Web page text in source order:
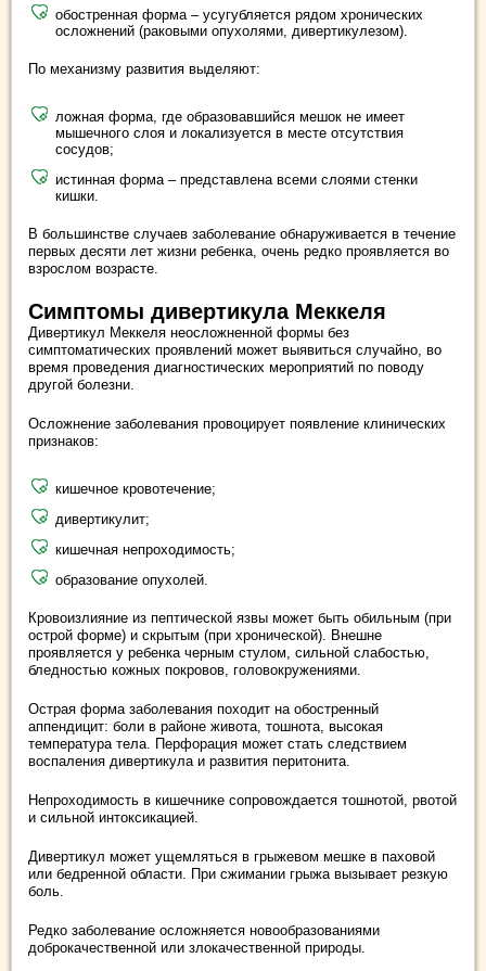
обостренная форма – усугубляется рядом хронических
осложнений (раковыми опухолями, дивертикулезом).
По механизму развития выделяют:
ложная форма, где образовавшийся мешок не имеет
мышечного слоя и локализуется в месте отсутствия
сосудов;
истинная форма – представлена всеми слоями стенки
кишки.
В большинстве случаев заболевание обнаруживается в течение
первых десяти лет жизни ребенка, очень редко проявляется во
взрослом возрасте.
Симптомы дивертикула Меккеля
Дивертикул Меккеля неосложненной формы без
симптоматических проявлений может выявиться случайно, во
время проведения диагностических мероприятий по поводу
другой болезни.
Осложнение заболевания провоцирует появление клинических
признаков:
кишечное кровотечение;
дивертикулит;
кишечная непроходимость;
образование опухолей.
Кровоизлияние из пептической язвы может быть обильным (при
острой форме) и скрытым (при хронической). Внешне
проявляется у ребенка черным стулом, сильной слабостью,
бледностью кожных покровов, головокружениями.
Острая форма заболевания походит на обостренный
аппендицит: боли в районе живота, тошнота, высокая
температура тела. Перфорация может стать следствием
воспаления дивертикула и развития перитонита.
Непроходимость в кишечнике сопровождается тошнотой, рвотой
и сильной интоксикацией.
Дивертикул может ущемляться в грыжевом мешке в паховой
или бедренной области. При сжимании грыжа вызывает резкую
боль.
Редко заболевание осложняется новообразованиями
доброкачественной или злокачественной природы.